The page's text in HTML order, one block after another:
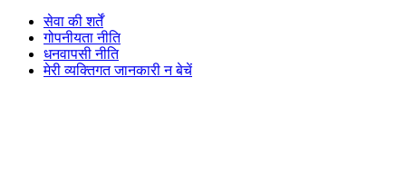
सेवा की शर्तें
गोपनीयता नीति
धनवापसी नीति
मेरी व्यक्तिगत जानकारी न बेचें